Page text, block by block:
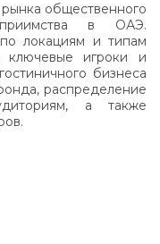
общественного
в ОАЭ.
локациям и типам
ключевые игроки и
бизнеса
распределение
а также